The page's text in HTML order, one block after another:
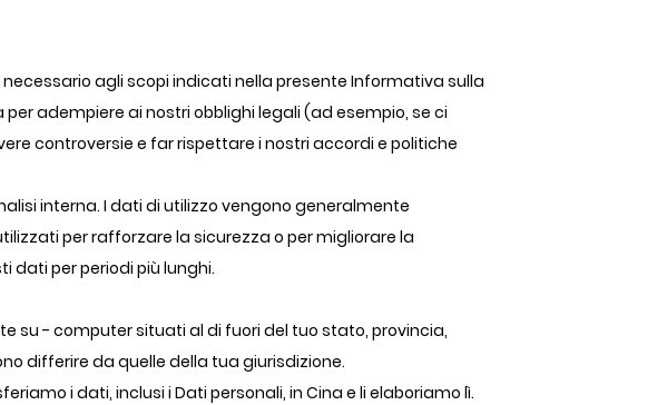
necessario agli scopi indicati nella presente Informativa sulla
adempiere ai nostri obblighi legali (ad esempio, se ci
controversie e far rispettare i nostri accordi e politiche
interna. I dati di utilizzo vengono generalmente
per rafforzare la sicurezza o per migliorare la
dati per periodi più lunghi.
su - computer situati al di fuori del tuo stato, provincia,
differire da quelle della tua giurisdizione.
i dati, inclusi i Dati personali, in Cina e li elaboriamo lì.